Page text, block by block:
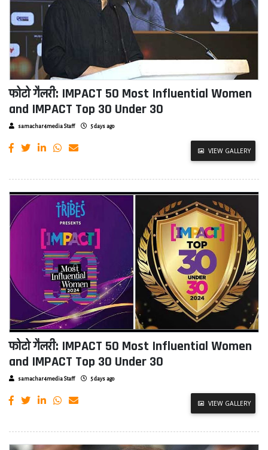
फोटो गैलरी: IMPACT 50 Most Influential Women
and IMPACT Top 30 Under 30
samachar4media Staff 5 days ago
VIEW GALLERY
फोटो गैलरी: IMPACT 50 Most Influential Women
and IMPACT Top 30 Under 30
samachar4media Staff 5 days ago
VIEW GALLERY